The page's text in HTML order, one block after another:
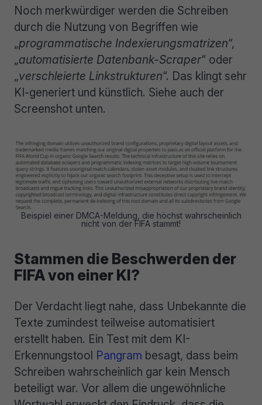
Noch merkwürdiger werden die Schreiben
durch die Nutzung von Begriffen wie
„programmatische Indexierungsmatrizen“,
„automatisierte Datenbank-Scraper“ oder
„verschleierte Linkstrukturen“. Das klingt sehr
KI-generiert und künstlich. Siehe auch der
Screenshot unten.
Beispiel einer DMCA-Meldung, die höchst wahrscheinlich
nicht von der FIFA stammt!
Stammen die Beschwerden der
FIFA von einer KI?
Der Verdacht liegt nahe, dass Unbekannte die
Texte zumindest teilweise automatisiert
erstellt haben. Ein Test mit dem KI-
Erkennungstool Pangram besagt, dass beim
Schreiben wahrscheinlich gar kein Mensch
beteiligt war. Vor allem die ungewöhnliche